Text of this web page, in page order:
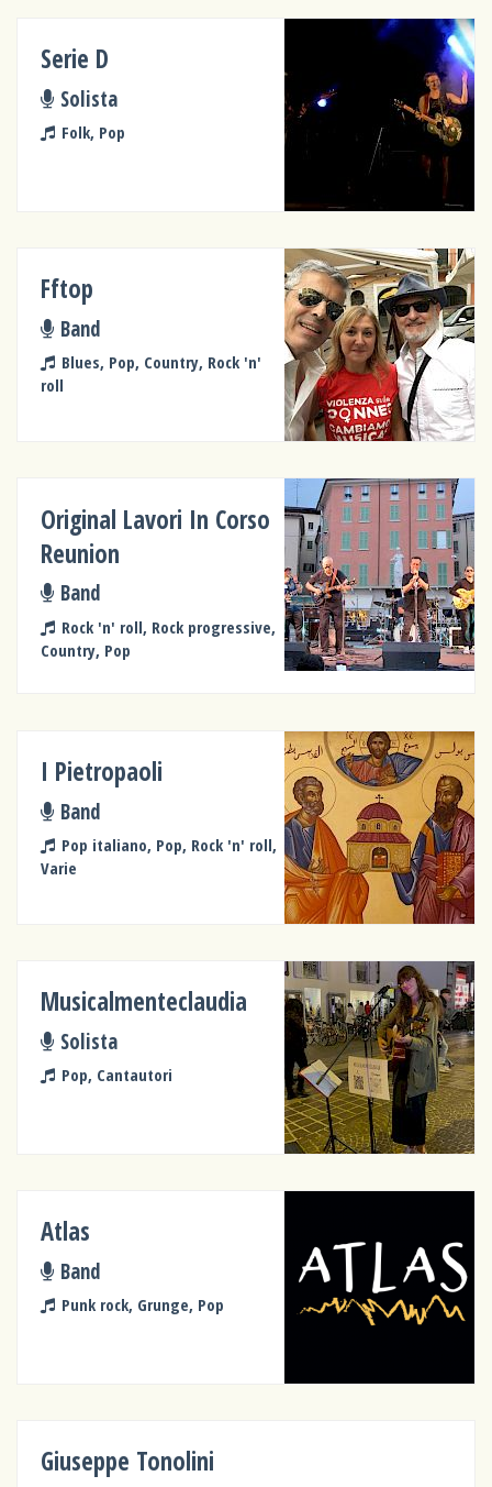
Serie D
Solista
Folk, Pop
Fftop
Band
Blues, Pop, Country, Rock 'n'
roll
Original Lavori In Corso
Reunion
Band
Rock 'n' roll, Rock progressive,
Country, Pop
I Pietropaoli
Band
Pop italiano, Pop, Rock 'n' roll,
Varie
Musicalmenteclaudia
Solista
Pop, Cantautori
Atlas
Band
Punk rock, Grunge, Pop
Giuseppe Tonolini